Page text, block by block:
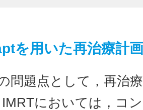
を用いた再治療計画
問題点として，再治
においては，コ